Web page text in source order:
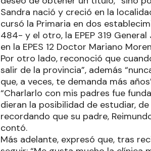
Sandra nació y creció en la
cursó la Primaria en dos
484- y el otro, la EPEP 319
en la EPES 12 Doctor Mariano
Por otro lado, reconoció que
salir de la provincia”, además
que, a veces, te demanda más
“Charlarlo con mis padres fue
dieran la posibilidad de estudiar,
recordando que su padre,
contó.
Más adelante, expresó que, tras